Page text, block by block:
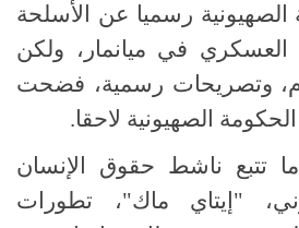
رسميا عن الأسلحة
العسكري في ميانمار، ولكن
وتصريحات رسمية، فضحت
الحكومة الصهيونية لاحقا.
تتبع ناشط حقوق الإنسان
"إيتاي ماك"، تطورات